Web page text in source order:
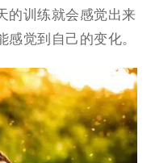
的训练就会感觉出来
觉到自己的变化。